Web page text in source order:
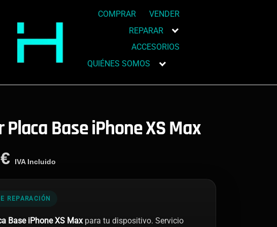
COMPRAR
VENDER
REPARAR
ACCESORIOS
QUIÉNES SOMOS
Placa Base iPhone XS Max
€ IVA Incluido
REPARACIÓN
Base iPhone XS Maxpara tu dispositivo. Servicio